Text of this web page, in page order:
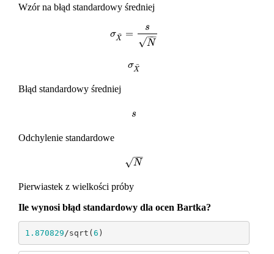
Wzór na błąd standardowy średniej
σX¯ =
s
N
−−
√
σ X¯ =sN
σX¯
σX
Błąd standardowy średniej
s
s
Odchylenie standardowe
N
−−
√N
Pierwiastek z wielkości próby
Ile wynosi błąd standardowy dla ocen Bartka?
1.870829 /sqrt(6 )